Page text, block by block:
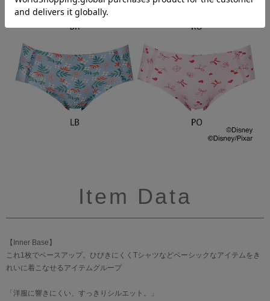
Item Data
【Inner Base】
これ1枚でベースアップ。ひびきにくくTシャツなどベーシックなアイテムをき
れいに着こなせるアイテムグループ
「洋服に響きにくい、すっきりシルエット。」